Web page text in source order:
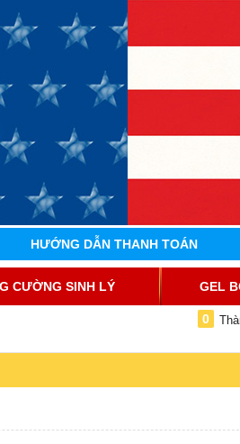
HƯỚNG DẪN THANH TOÁN
CƯỜNG SINH LÝ GEL
0